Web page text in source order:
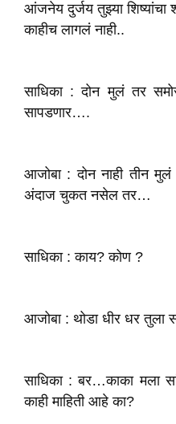
आंजनेय दुर्जय तुझ्या शिष्यांचा
काहीच लागलं नाही..
साधिका : दोन मुलं तर
सापडणार….
आजोबा : दोन नाही तीन
अंदाज चुकत नसेल तर…
साधिका : काय? कोण ?
आजोबा : थोडा धीर धर
साधिका : बर…काका मला
काही माहिती आहे का?